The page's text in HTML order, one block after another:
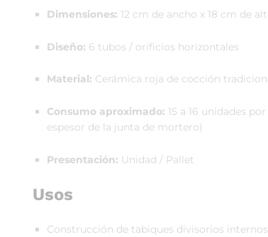
Dimensiones: 12 cm de ancho x 18 cm de
Diseño: 6 tubos / orificios horizontales
Material: Cerámica roja de cocción
Consumo aproximado: 15 a 16 unidades
espesor de la junta de mortero)
Presentación: Unidad / Pallet
Usos
Construcción de tabiques divisorios